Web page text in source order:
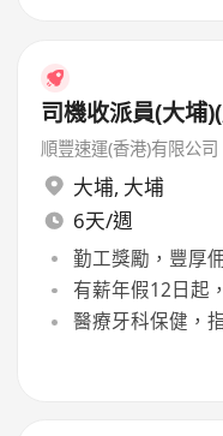
司機收派員(大埔
順豐速運(香港)有限公司
大埔, 大埔
6天/週
勤工獎勵，豐厚
有薪年假12日起
醫療牙科保健，